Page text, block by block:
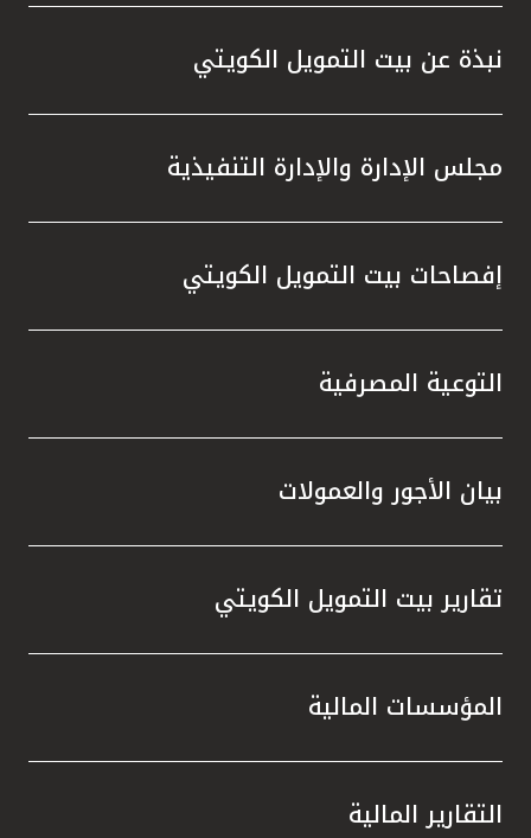
نبذة عن بيت التمويل الكويتي
مجلس الإدارة والإدارة التنفيذية
إفصاحات بيت التمويل الكويتي
التوعية المصرفية
بيان الأجور والعمولات
تقارير بيت التمويل الكويتي
المؤسسات المالية
التقارير المالية